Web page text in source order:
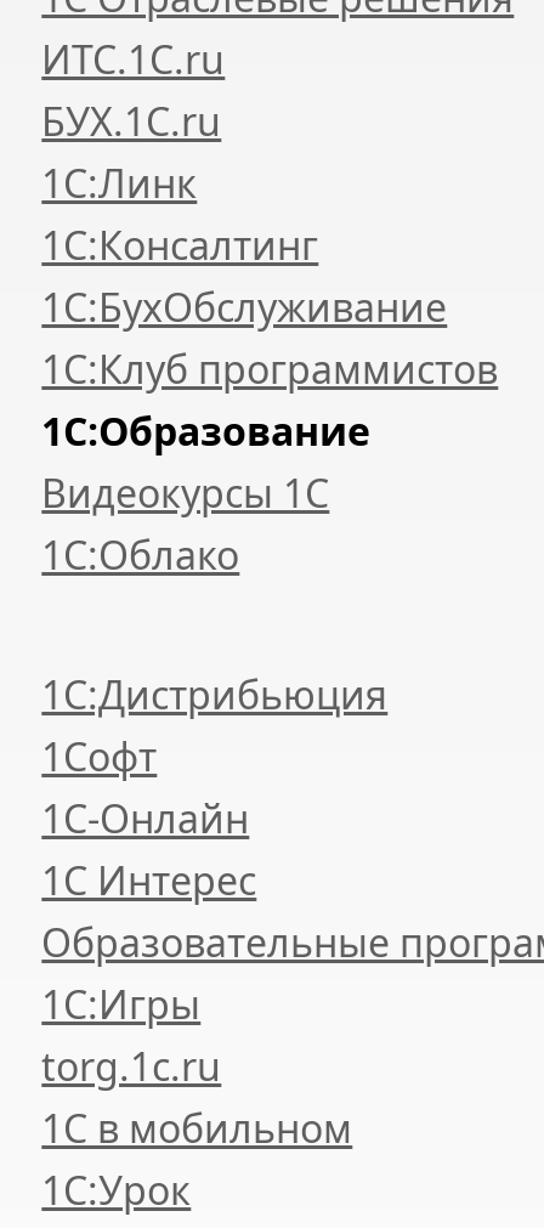
ИТС.1C.ru
БУХ.1С.ru
1С:Линк
1С:Консалтинг
1С:БухОбслуживание
1С:Клуб программистов
1С:Образование
Видеокурсы 1С
1С:Облако
1С:Дистрибьюция
1Софт
1С-Онлайн
1С Интерес
Образовательные
1С:Игры
torg.1c.ru
1С в мобильном
1С:Урок